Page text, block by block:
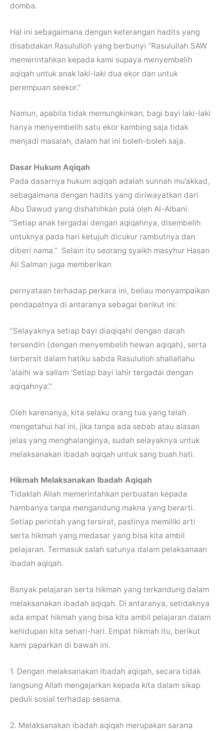
domba.
Hal ini sebagaimana dengan keterangan hadits yang
disabdakan Rasululloh yang berbunyi “Rasulullah SAW
memerintahkan kepada kami supaya menyembelih
aqiqah untuk anak laki-laki dua ekor dan untuk
perempuan seekor.”
Namun, apabila tidak memungkinkan, bagi bayi laki-laki
hanya menyembelih satu ekor kambing saja tidak
menjadi masalah, dalam hal ini boleh-boleh saja.
Dasar Hukum Aqiqah
Pada dasarnya hukum aqiqah adalah sunnah mu’akkad,
sebagaimana dengan hadits yang diriwayatkan dari
Abu Dawud yang dishahihkan pula oleh Al-Albani.
“Setiap anak tergadai dengan aqiqahnya, disembelih
untuknya pada hari ketujuh dicukur rambutnya dan
diberi nama.” Selain itu seorang syaikh masyhur Hasan
Ali Salman juga memberikan
pernyataan terhadap perkara ini, beliau menyampaikan
pendapatnya di antaranya sebagai berikut ini:
“Selayaknya setiap bayi diaqiqahi dengan darah
tersendiri (dengan menyembelih hewan aqiqah), serta
terbersit dalam hatiku sabda Rasululloh shallallahu
‘alaihi wa sallam ‘Setiap bayi lahir tergadai dengan
aqiqahnya’.”
Oleh karenanya, kita selaku orang tua yang telah
mengetahui hal ini, jika tanpa ada sebab atau alasan
jelas yang menghalanginya, sudah selayaknya untuk
melaksanakan ibadah aqiqah untuk sang buah hati.
Hikmah Melaksanakan Ibadah Aqiqah
Tidaklah Allah memerintahkan perbuatan kepada
hambanya tanpa mengandung makna yang berarti.
Setiap perintah yang tersirat, pastinya memiliki arti
serta hikmah yang medasar yang bisa kita ambil
pelajaran. Termasuk salah satunya dalam pelaksanaan
ibadah aqiqah.
Banyak pelajaran serta hikmah yang terkandung dalam
melaksanakan ibadah aqiqah. Di antaranya, setidaknya
ada empat hikmah yang bisa kita ambil pelajaran dalam
kehidupan kita sehari-hari. Empat hikmah itu, berikut
kami paparkan di bawah ini.
1. Dengan melaksanakan ibadah aqiqah, secara tidak
langsung Allah mengajarkan kepada kita dalam sikap
peduli sosial terhadap sesama.
2. Melaksanakan ibadah aqiqah merupakan sarana